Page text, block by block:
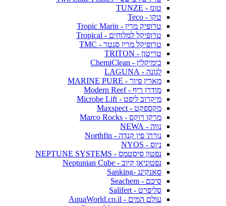
טונז - TUNZE
טקו - Teco
טרופיק מרין - Tropic Marin
טרופיקל למלוחים - Tropical
טרופיקל מרין סנטר - TMC
טריטון - TRITON
כימיקלין - ChemiClean
לגונה - LAGUNA
מארין פיור - MARINE PURE
מודרן ריף - Modern Reef
מיקרוב ליפט - Microbe Lift
מקספקט - Maxspect
מרקו רוקס - Marco Rocks
נווה - NEWA
נורת' פין קנדה - Northfin
ניוס - NYOS
נפטון סיסטמס - NEPTUNE SYSTEMS
נפטוניאן קיוב - Neptunian Cube
סאנקינג -Sanking
סיכם - Seachem
סליפרט - Salifert
עולם המים - AquaWorld.co.il